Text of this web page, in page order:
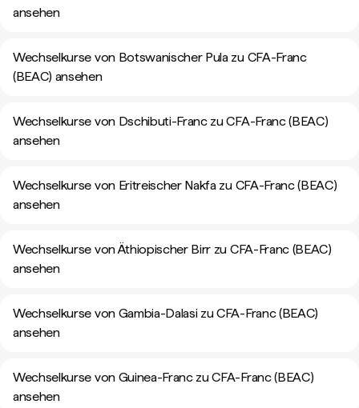
ansehen
Wechselkurse von Botswanischer Pula zu CFA-Franc
(BEAC) ansehen
Wechselkurse von Dschibuti-Franc zu CFA-Franc (BEAC)
ansehen
Wechselkurse von Eritreischer Nakfa zu CFA-Franc (BEAC)
ansehen
Wechselkurse von Äthiopischer Birr zu CFA-Franc (BEAC)
ansehen
Wechselkurse von Gambia-Dalasi zu CFA-Franc (BEAC)
ansehen
Wechselkurse von Guinea-Franc zu CFA-Franc (BEAC)
ansehen